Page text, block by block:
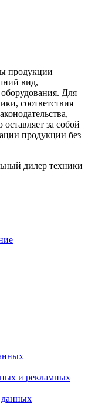
продукции
вид,
Для
соответствия
за собой
продукции без
дилер техники
и рекламных
данных